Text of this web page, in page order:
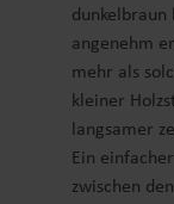
dunkelbraun
angenehm
mehr als
kleiner
langsamer
Ein
zwischen